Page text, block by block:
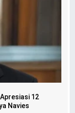
12
Navies